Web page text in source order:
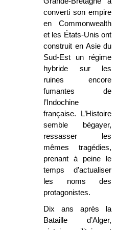
converti son empire
en Commonwealth
et les États-Unis ont
construit en Asie du
Sud-Est un régime
hybride sur les
ruines encore
fumantes de
l’Indochine
française. L’Histoire
semble bégayer,
ressasser les
mêmes tragédies,
prenant à peine le
temps d’actualiser
les noms des
protagonistes.
Dix ans après la
Bataille d’Alger,